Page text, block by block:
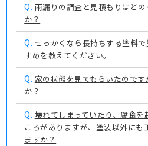
Q. 雨漏りの調査と見積もりはど
か？
Q. せっかくなら長持ちする塗料
すめを教えてください。
Q. 家の状態を見てもらいたので
か？
Q. 壊れてしまっていたり、腐食を
ころがありますが、塗装以外にも
ますか？